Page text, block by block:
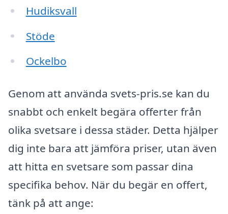
Hudiksvall
Stöde
Ockelbo
Genom att använda svets-pris.se kan du
snabbt och enkelt begära offerter från
olika svetsare i dessa städer. Detta hjälper
dig inte bara att jämföra priser, utan även
att hitta en svetsare som passar dina
specifika behov. När du begär en offert,
tänk på att ange: